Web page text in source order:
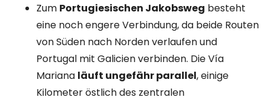
Zum Portugiesischen Jakobsweg besteht
eine noch engere Verbindung, da beide Routen
von Süden nach Norden verlaufen und
Portugal mit Galicien verbinden. Die Vía
Mariana läuft ungefähr parallel, einige
Kilometer östlich des zentralen